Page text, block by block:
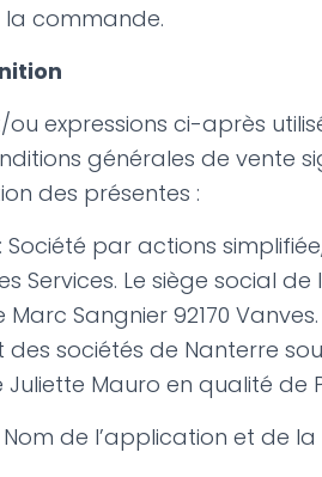
commande.
ou expressions ci-après
générales de vente
des présentes :
: Société par actions
Services. Le siège social de
Marc Sangnier 92170
sociétés de Nanterre
Mauro en qualité de
Nom de l’application et de la